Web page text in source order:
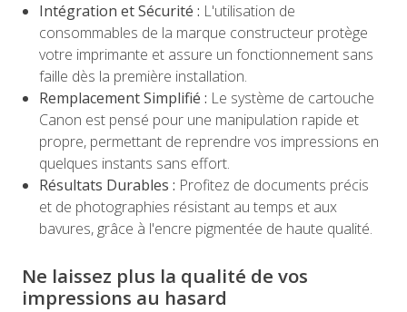
Intégration et Sécurité : L'utilisation de
consommables de la marque constructeur protège
votre imprimante et assure un fonctionnement sans
faille dès la première installation.
Remplacement Simplifié : Le système de cartouche
Canon est pensé pour une manipulation rapide et
propre, permettant de reprendre vos impressions en
quelques instants sans effort.
Résultats Durables : Profitez de documents précis
et de photographies résistant au temps et aux
bavures, grâce à l'encre pigmentée de haute qualité.
Ne laissez plus la qualité de vos
impressions au hasard